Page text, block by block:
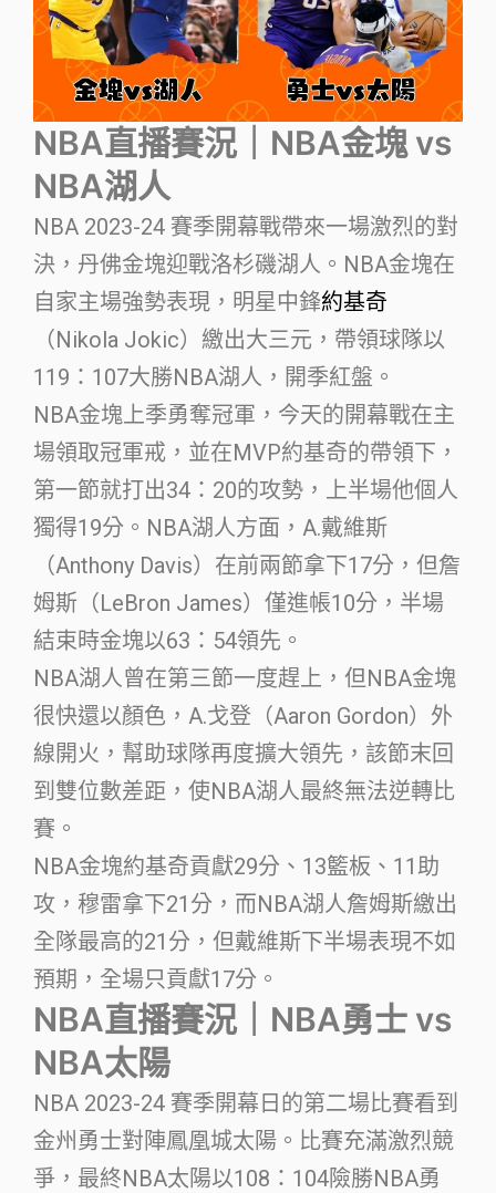
NBA直播賽況｜NBA金塊 vs
NBA湖人
NBA 2023-24 賽季開幕戰帶來一場激烈的對
決，丹佛金塊迎戰洛杉磯湖人。NBA金塊在
自家主場強勢表現，明星中鋒約基奇
（Nikola Jokic）繳出大三元，帶領球隊以
119：107大勝NBA湖人，開季紅盤。
NBA金塊上季勇奪冠軍，今天的開幕戰在主
場領取冠軍戒，並在MVP約基奇的帶領下，
第一節就打出34：20的攻勢，上半場他個人
獨得19分。NBA湖人方面，A.戴維斯
（Anthony Davis）在前兩節拿下17分，但詹
姆斯（LeBron James）僅進帳10分，半場
結束時金塊以63：54領先。
NBA湖人曾在第三節一度趕上，但NBA金塊
很快還以顏色，A.戈登（Aaron Gordon）外
線開火，幫助球隊再度擴大領先，該節末回
到雙位數差距，使NBA湖人最終無法逆轉比
賽。
NBA金塊約基奇貢獻29分、13籃板、11助
攻，穆雷拿下21分，而NBA湖人詹姆斯繳出
全隊最高的21分，但戴維斯下半場表現不如
預期，全場只貢獻17分。
NBA直播賽況｜NBA勇士 vs
NBA太陽
NBA 2023-24 賽季開幕日的第二場比賽看到
金州勇士對陣鳳凰城太陽。比賽充滿激烈競
爭，最終NBA太陽以108：104險勝NBA勇